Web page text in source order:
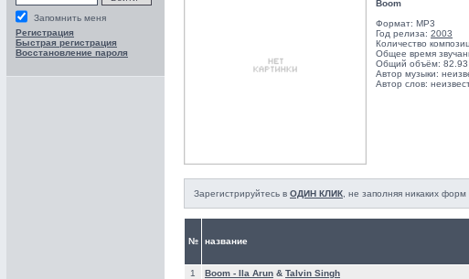
Запомнить меня
Регистрация
Быстрая регистрация
Восстановление пароля
Boom
Формат: MP3
Год релиза: 2003
Количество
Общее время
Общий объём: 82.93
Автор музыки:
Автор слов:
Зарегистрируйтесь в ОДИН КЛИК , не заполняя никаких
№ название
1
Boom - Ila Arun & Talvin Singh